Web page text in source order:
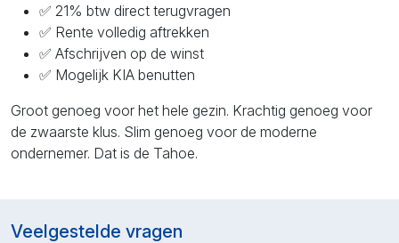
✅ 21% btw direct terugvragen
✅ Rente volledig aftrekken
✅ Afschrijven op de winst
✅ Mogelijk KIA benutten
Groot genoeg voor het hele gezin. Krachtig genoeg voor
de zwaarste klus. Slim genoeg voor de moderne
ondernemer. Dat is de Tahoe.
Veelgestelde vragen